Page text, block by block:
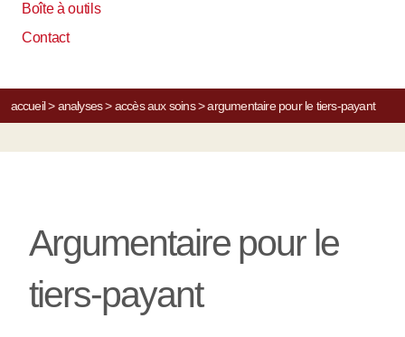
Boîte à outils
Contact
accueil> analyses> accès aux soins> argumentaire pour le tiers-payant
Argumentaire pour le
tiers-payant